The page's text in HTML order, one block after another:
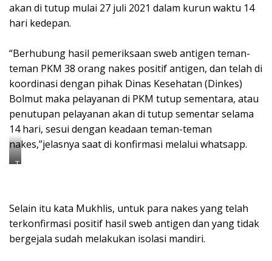
akan di tutup mulai 27 juli 2021 dalam kurun waktu 14
hari kedepan.
“Berhubung hasil pemeriksaan sweb antigen teman-
teman PKM 38 orang nakes positif antigen, dan telah di
koordinasi dengan pihak Dinas Kesehatan (Dinkes)
Bolmut maka pelayanan di PKM tutup sementara, atau
penutupan pelayanan akan di tutup sementar selama
14 hari, sesui dengan keadaan teman-teman
nakes,”jelasnya saat di konfirmasi melalui whatsapp.
T
k
g
d
Selain itu kata Mukhlis, untuk para nakes yang telah
terkonfirmasi positif hasil sweb antigen dan yang tidak
bergejala sudah melakukan isolasi mandiri.